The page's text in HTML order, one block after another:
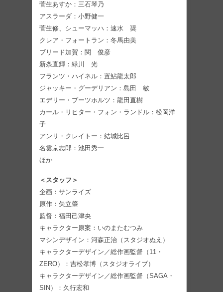
菅生あすか：三石琴乃
アスラーダ：小野健一
菅生修、シューマッハ：速水 奨
クレア・フォートラン：冬馬由美
ブリード加賀：関 俊彦
新条直輝：緑川 光
フランツ・ハイネル：置鮎龍太郎
ジャッキー・グーデリアン：島田 敏
エデリー・ブーツホルツ：龍田直樹
カール・リヒター・フォン・ランドル：松岡洋
子
アンリ・クレイトー：結城比呂
名雲京志郎：池田秀一
ほか
＜スタッフ＞
企画：サンライズ
原作：矢立肇
監督：福田己津央
キャラクター原案：いのまたむつみ
マシンデザイン：河森正治（スタジオぬえ）
キャラクターデザイン／総作画監督（11・
ZERO）：吉松孝博（スタジオライブ）
キャラクターデザイン／総作画監督（SAGA・
SIN）：久行宏和